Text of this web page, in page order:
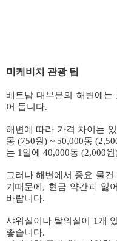
미케비치 관광 팁
베트남 대부분의 해변에
어 둡니다.
해변에 따라 가격 차이는
동 (750원) ~ 50,000동
는 1일에 40,000동 (2,000
그러나 해변에서 중요 물
기때문에, 현금 약간과 잃
바랍니다.
샤워실이나 탈의실이 1개
좋습니다.